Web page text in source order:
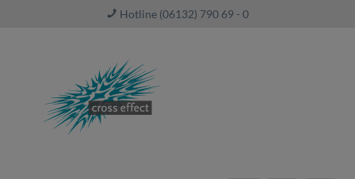
Hotline (06132) 790 69 - 0